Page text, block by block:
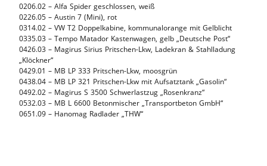
0206.02 – Alfa Spider geschlossen, weiß
0226.05 – Austin 7 (Mini), rot
0314.02 – VW T2 Doppelkabine, kommunalorange mit Gelblicht
0335.03 – Tempo Matador Kastenwagen, gelb „Deutsche Post“
0426.03 – Magirus Sirius Pritschen-Lkw, Ladekran & Stahlladung
„Klöckner“
0429.01 – MB LP 333 Pritschen-Lkw, moosgrün
0438.04 – MB LP 321 Pritschen-Lkw mit Aufsatztank „Gasolin“
0492.02 – Magirus S 3500 Schwerlastzug „Rosenkranz“
0532.03 – MB L 6600 Betonmischer „Transportbeton GmbH“
0651.09 – Hanomag Radlader „THW“